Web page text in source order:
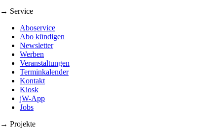
→ Service
Aboservice
Abo kündigen
Newsletter
Werben
Veranstaltungen
Terminkalender
Kontakt
Kiosk
jW-App
Jobs
→ Projekte